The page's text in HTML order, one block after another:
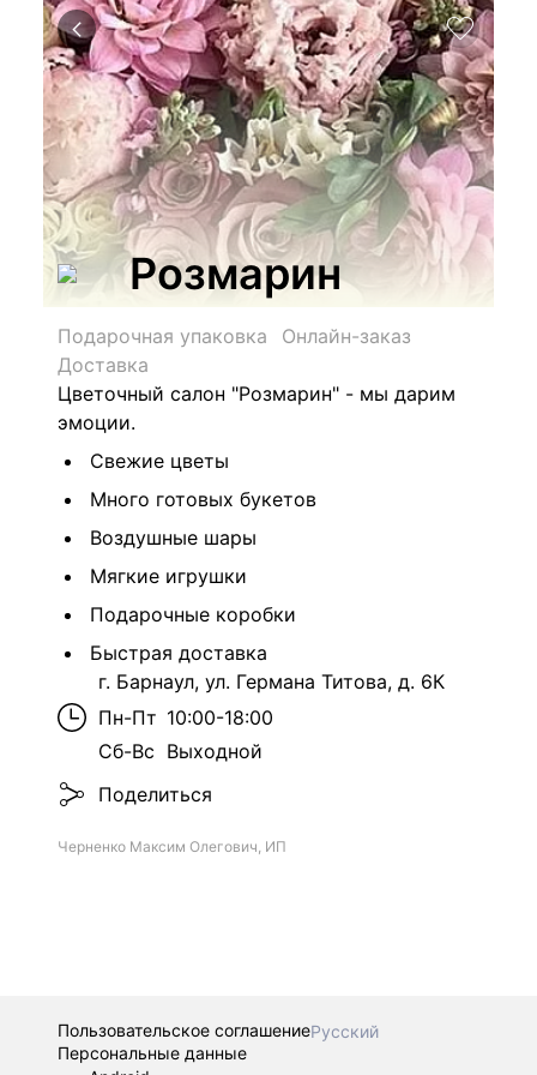
Розмарин
Подарочная упаковка
Онлайн-заказ
Доставка
Цветочный салон "Розмарин" - мы дарим
эмоции.
Свежие цветы
Много готовых букетов
Воздушные шары
Мягкие игрушки
Подарочные коробки
Быстрая доставка
г. Барнаул, ул. Германа Титова, д. 6К
Пн-Пт 10:00-18:00
Сб-Вс Выходной
Поделиться
Черненко Максим Олегович, ИП
Пользовательское соглашениеРусский
Персональные данные